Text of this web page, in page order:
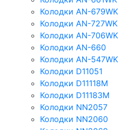
Колодки AN-679WK
Колодки AN-727WK
Колодки AN-706WK
Колодки AN-660
Колодки AN-547WK
Колодки D11051
Колодки D11118M
Колодки D11183M
Колодки NN2057
Колодки NN2060